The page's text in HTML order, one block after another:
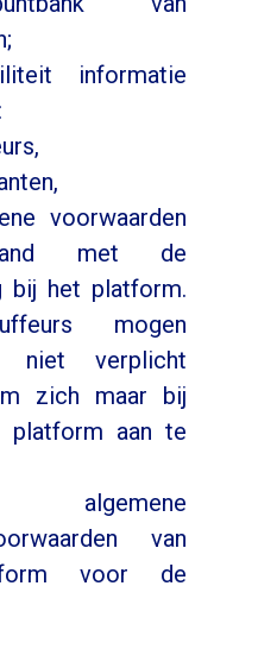
informatie
voorwaarden
met de
bij het platform.
mogen
niet verplicht
zich maar bij
platform aan te
van
voor de